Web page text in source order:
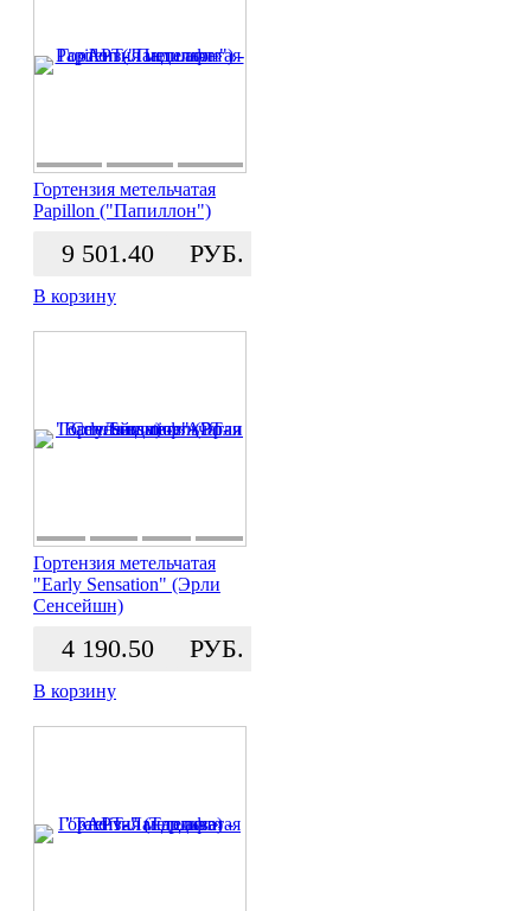
Гортензия метельчатая
Papillon ("Папиллон")
9 501.40 РУБ.
В корзину
Гортензия метельчатая
"Early Sensation" (Эрли
Сенсейшн)
4 190.50 РУБ.
В корзину